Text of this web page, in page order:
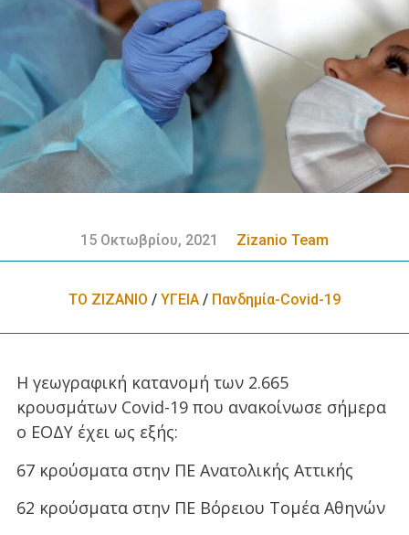
15 Οκτωβρίου, 2021 Zizanio Team
ΤΟ ΖΙΖΑΝΙΟ / ΥΓΕΙΑ / Πανδημία-Covid-19
Η γεωγραφική κατανομή των 2.665
κρουσμάτων Covid-19 που ανακοίνωσε σήμερα
ο ΕΟΔΥ έχει ως εξής:
67 κρούσματα στην ΠΕ Ανατολικής Αττικής
62 κρούσματα στην ΠΕ Βόρειου Τομέα Αθηνών